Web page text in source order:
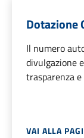
Dotazione
Il numero
divulgazione
trasparenza
VAI ALLA